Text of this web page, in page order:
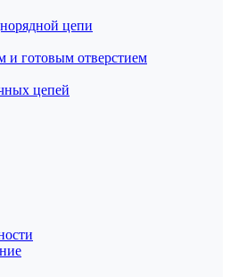
цепи
и готовым отверстием
цепей